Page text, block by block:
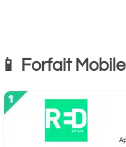
📱 Forfait Mobile